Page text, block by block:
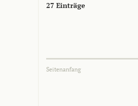
27 Einträge
Seitenanfang